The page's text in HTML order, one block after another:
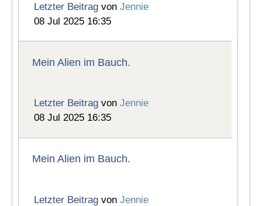
Letzter Beitrag vonJennie
08 Jul 2025 16:35
Mein Alien im Bauch.
Letzter Beitrag vonJennie
08 Jul 2025 16:35
Mein Alien im Bauch.
Letzter Beitrag vonJennie